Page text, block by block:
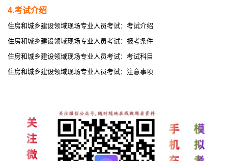
4.考试介绍
住房和城乡建设领域现场专业人员考试：考试介绍
住房和城乡建设领域现场专业人员考试：报考条件
住房和城乡建设领域现场专业人员考试：考试科目
住房和城乡建设领域现场专业人员考试：注意事项